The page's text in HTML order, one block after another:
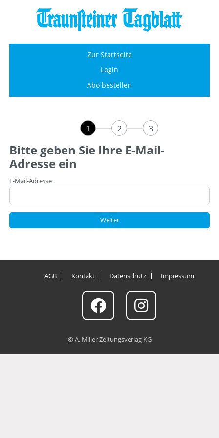
Zur Startseite
Login
Abo bestellen
1 2 3
Bitte geben Sie Ihre E-Mail-
Adresse ein
E-Mail-Adresse
Weiter
AGB Kontakt Datenschutz Impressum
© A. Miller Zeitungsverlag KG